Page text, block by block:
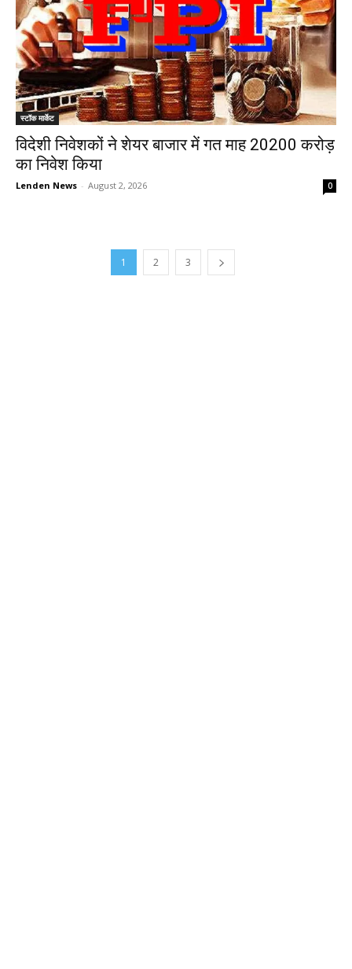
स्टॉक मार्केट
विदेशी निवेशकों ने शेयर बाजार में गत माह 20200 करोड़
का निवेश किया
Lenden News - August 2, 2026 0
1 2 3